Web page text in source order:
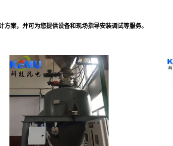
案，并可为您提供设备和现场指导安装调试等服务。